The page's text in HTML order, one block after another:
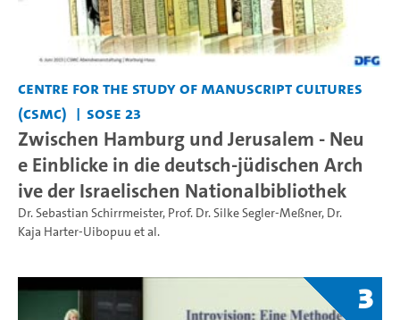
Centre for the Study of Manuscript Cultures
(CSMC)
SoSe 23
Zwischen Hamburg und Jerusalem - Neu
e Einblicke in die deutsch-jüdischen Arch
ive der Israelischen Nationalbibliothek
Dr. Sebastian Schirrmeister, Prof. Dr. Silke Segler-Meßner, Dr.
Kaja Harter-Uibopuu et al.
3